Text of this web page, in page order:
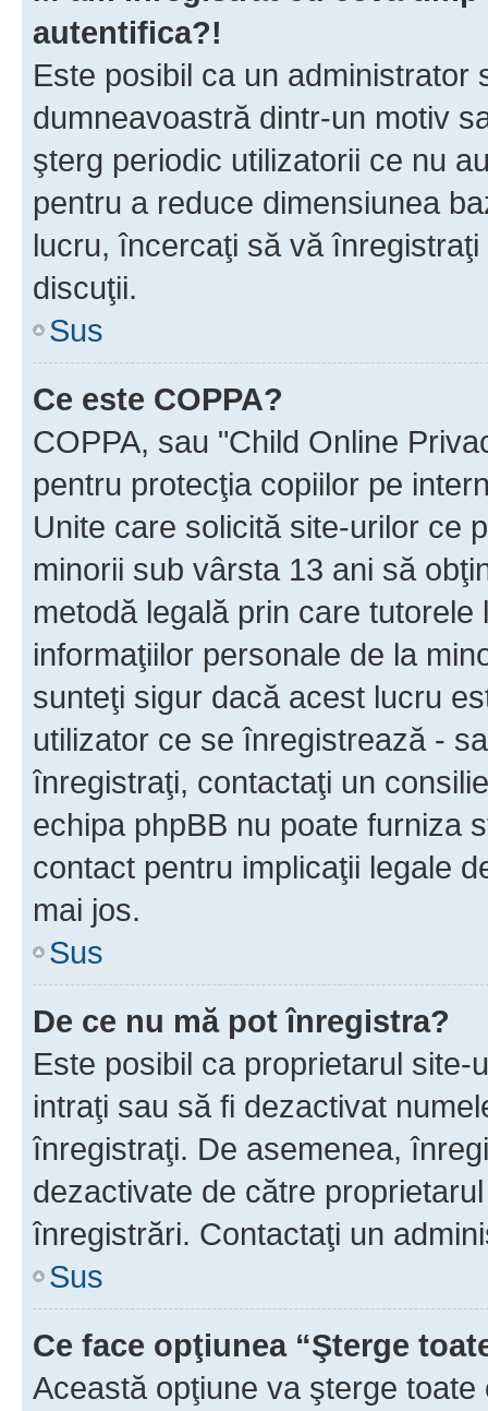
autentifica?!
Este posibil ca un
dumneavoastră dintr-un motiv
şterg periodic utilizatorii ce nu
pentru a reduce dimensiunea
lucru, încercaţi să vă
discuţii.
Sus
Ce este COPPA?
COPPA, sau "Child Online
pentru protecţia copiilor pe
Unite care solicită site-urilor ce
minorii sub vârsta 13 ani să
metodă legală prin care
informaţiilor personale de la
sunteţi sigur dacă acest lucru
utilizator ce se înregistrează -
înregistraţi, contactaţi un
echipa phpBB nu poate furniza
contact pentru implicaţii legale
mai jos.
Sus
De ce nu mă pot înregistra?
Este posibil ca proprietarul
intraţi sau să fi dezactivat
înregistraţi. De asemenea,
dezactivate de către
înregistrări. Contactaţi un
Sus
Ce face opţiunea “Şterge
Această opţiune va şterge